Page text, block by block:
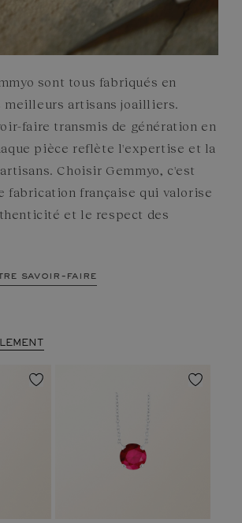
sont tous fabriqués en
meilleurs artisans joailliers.
faire transmis de génération en
pièce reflète l'expertise et la
Choisir Gemmyo, c'est
fabrication française qui valorise
et le respect des
savoir-faire